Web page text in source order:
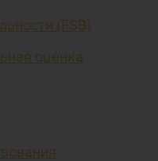
(FSB)
оценка